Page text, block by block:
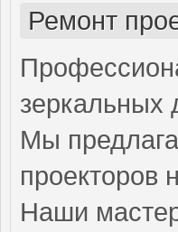
Ремонт
зеркальных
Мы
проекторов
Наши